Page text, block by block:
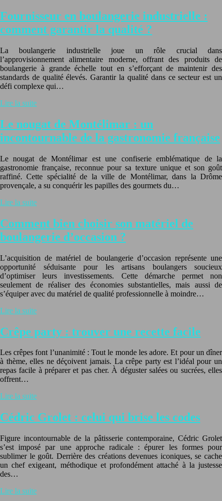
Fournisseur en boulangerie industrielle :
comment garantir la qualité ?
La boulangerie industrielle joue un rôle crucial dans
l’approvisionnement alimentaire moderne, offrant des produits de
boulangerie à grande échelle tout en s’efforçant de maintenir des
standards de qualité élevés. Garantir la qualité dans ce secteur est un
défi complexe qui…
Lire la suite
Le nougat de Montélimar : un
incontournable de la gastronomie française
Le nougat de Montélimar est une confiserie emblématique de la
gastronomie française, reconnue pour sa texture unique et son goût
raffiné. Cette spécialité de la ville de Montélimar, dans la Drôme
provençale, a su conquérir les papilles des gourmets du…
Lire la suite
Comment bien choisir son matériel de
boulangerie d’occasion ?
L’acquisition de matériel de boulangerie d’occasion représente une
opportunité séduisante pour les artisans boulangers soucieux
d’optimiser leurs investissements. Cette démarche permet non
seulement de réaliser des économies substantielles, mais aussi de
s’équiper avec du matériel de qualité professionnelle à moindre…
Lire la suite
Crêpe party : trouver une recette facile
Les crêpes font l’unanimité : Tout le monde les adore. Et pour un dîner
à thème, elles ne déçoivent jamais. La crêpe party est l’idéal pour un
repas facile à préparer et pas cher. À déguster salées ou sucrées, elles
offrent…
Lire la suite
Cédric Grolet : celui qui brise les codes
Figure incontournable de la pâtisserie contemporaine, Cédric Grolet
s’est imposé par une approche radicale : épurer les formes pour
sublimer le goût. Derrière des créations devenues iconiques, se cache
un chef exigeant, méthodique et profondément attaché à la justesse
des…
Lire la suite